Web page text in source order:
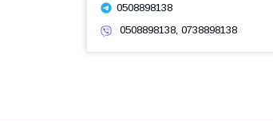
0508898138
0508898138, 0738898138